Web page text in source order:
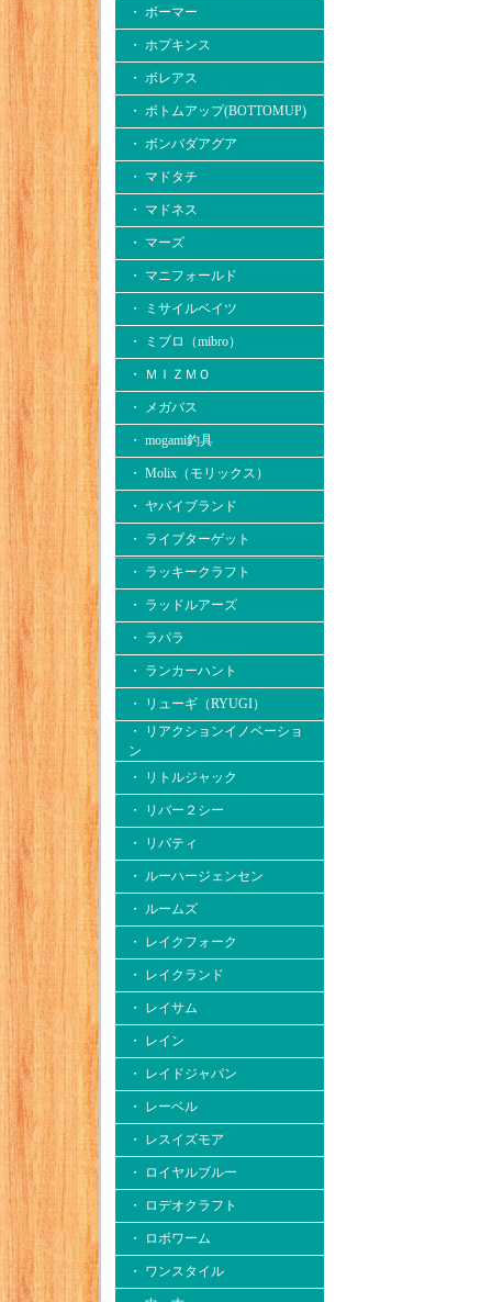
・ ボーマー
・ ホプキンス
・ ボレアス
・ ボトムアップ(BOTTOMUP)
・ ボンバダアグア
・ マドタチ
・ マドネス
・ マーズ
・ マニフォールド
・ ミサイルベイツ
・ ミブロ（mibro）
・ ＭＩＺＭＯ
・ メガバス
・ mogami釣具
・ Molix（モリックス）
・ ヤバイブランド
・ ライブターゲット
・ ラッキークラフト
・ ラッドルアーズ
・ ラパラ
・ ランカーハント
・ リューギ（RYUGI）
・ リアクションイノベーショ
ン
・ リトルジャック
・ リバー２シー
・ リバティ
・ ルーハージェンセン
・ ルームズ
・ レイクフォーク
・ レイクランド
・ レイサム
・ レイン
・ レイドジャパン
・ レーベル
・ レスイズモア
・ ロイヤルブルー
・ ロデオクラフト
・ ロボワーム
・ ワンスタイル